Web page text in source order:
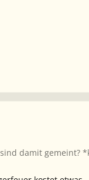
damit gemeint?